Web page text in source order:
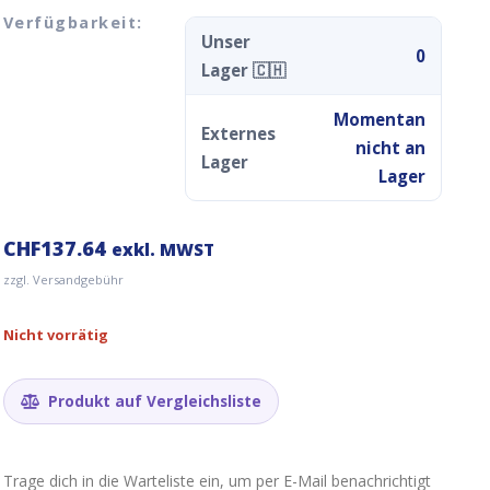
Verfügbarkeit:
Unser
Lager 🇨🇭
0
Externes
Lager
Momentan
nicht an
Lager
CHF137.64 exkl. MWST
zzgl. Versandgebühr
Nicht vorrätig
Produkt auf Vergleichsliste
Trage dich in die Warteliste ein, um per E-Mail benachrichtigt